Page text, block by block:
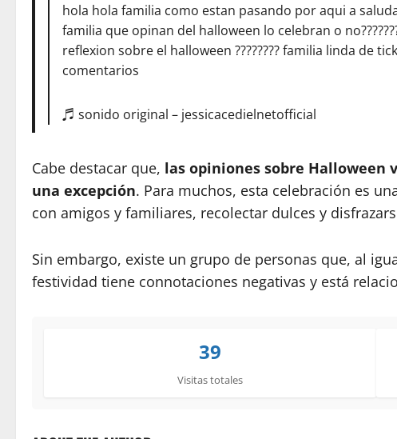
hola hola familia como estan pasando por aqui a
familia que opinan del halloween lo celebran o
reflexion sobre el halloween ???????? familia linda de
comentarios
♬ sonido original – jessicacedielnetofficial
Cabe destacar que, las opiniones sobre Halloween
una excepción. Para muchos, esta celebración es
con amigos y familiares, recolectar dulces y
Sin embargo, existe un grupo de personas que, al
festividad tiene connotaciones negativas y está
39
Visitas totales